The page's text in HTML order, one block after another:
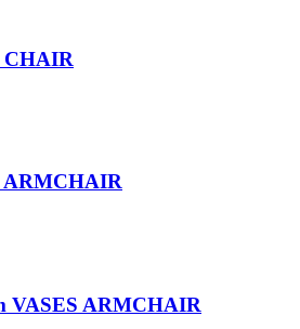
CHAIR
ARMCHAIR
VASES ARMCHAIR